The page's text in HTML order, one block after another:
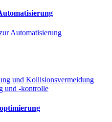
Automatisierung
und Kollisionsvermeidung
und -kontrolle